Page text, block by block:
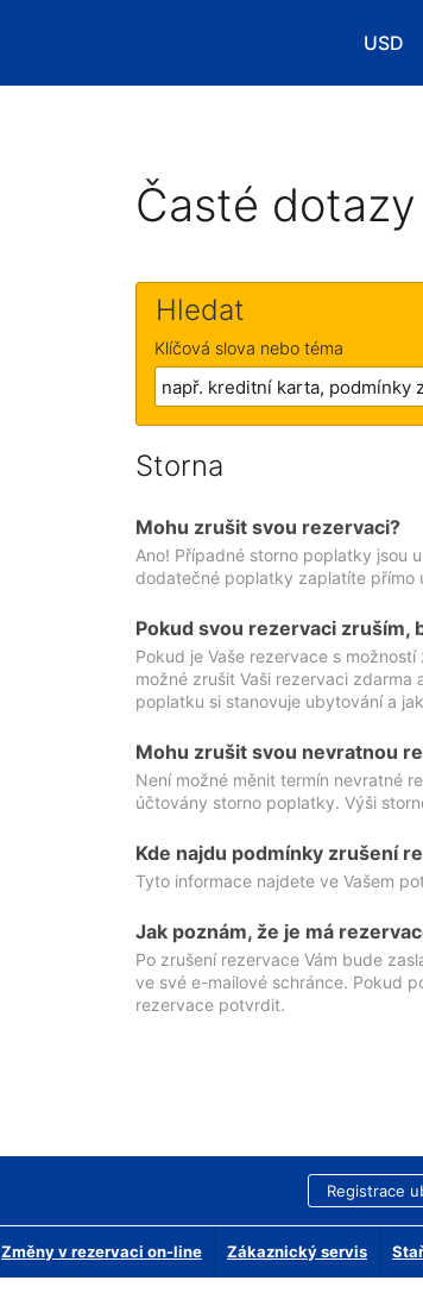
USD
Časté dotazy
Hledat
Klíčová slova nebo téma
Storna
Mohu zrušit svou rezervaci?
Ano! Případné storno poplatky jsou
dodatečné poplatky zaplatíte přímo
Pokud svou rezervaci zruším,
Pokud je Vaše rezervace s
možné zrušit Vaši rezervaci
poplatku si stanovuje ubytování a
Mohu zrušit svou nevratnou
Není možné měnit termín nevratné
účtovány storno poplatky. Výši
Kde najdu podmínky zrušení
Tyto informace najdete ve Vašem
Jak poznám, že je má
Po zrušení rezervace Vám bude
ve své e-mailové schránce. Pokud
rezervace potvrdit.
Registrace
Změny v rezervaci on-line Zákaznický servis